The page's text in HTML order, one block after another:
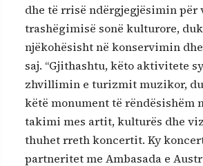
dhe të rrisë ndërgjegjësimin për
trashëgimisë sonë kulturore,
njëkohësisht në konservimin
saj. “Gjithashtu, këto aktivitete
zhvillimin e turizmit muzikor,
këtë monument të rëndësishëm
takimi mes artit, kulturës dhe
thuhet rreth koncertit. Ky
partneritet me Ambasada e